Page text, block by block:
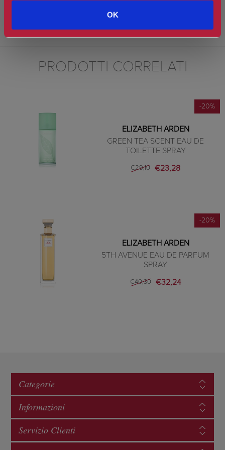
OK
Sunflowers è una fragranza sensuale e irresistibile di cui ci si
innamora.
PRODOTTI CORRELATI
-20%
ELIZABETH ARDEN
GREEN TEA SCENT EAU DE
TOILETTE SPRAY
€29,10 €23,28
-20%
ELIZABETH ARDEN
5TH AVENUE EAU DE PARFUM
SPRAY
€40,30 €32,24
Categorie
Informazioni
Servizio Clienti